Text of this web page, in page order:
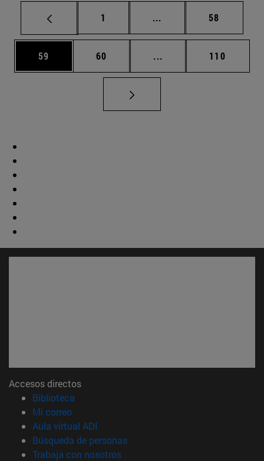
Página
1 ... Páginas intermedias
Página
58
Página
59 Página
60 ... Páginas intermedias
Página
110
Accesos directos
Biblioteca
Mi correo(abre en nueva ventana)
Aula virtual ADI
Búsqueda de personas(abre en nueva ventana)
Trabaja con nosotros(abre en nueva ventana)